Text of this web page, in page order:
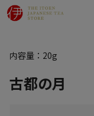
内容量：20g
古都の月